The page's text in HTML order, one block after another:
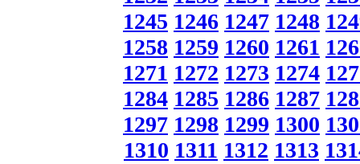
1245 1246 1247 1248
1258 1259 1260 1261
1271 1272 1273 1274
1284 1285 1286 1287
1297 1298 1299 1300
1310 1311 1312 1313